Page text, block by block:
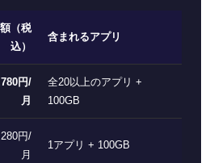
（税
込）
含まれるアプリ
円/
月
全20以上のアプリ +
100GB
円/
月
1アプリ + 100GB